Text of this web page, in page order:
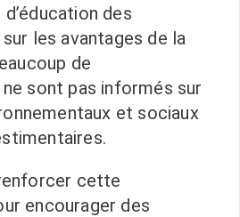
des
les avantages de la
de
sont pas informés sur
et sociaux
cette
encourager des